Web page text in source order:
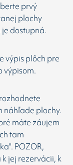
prvý
plochy
dostupná.
výpis plôch pre
výpisom.
náhľade plochy.
máte záujem
tam
POZOR,
jej rezervácii, k